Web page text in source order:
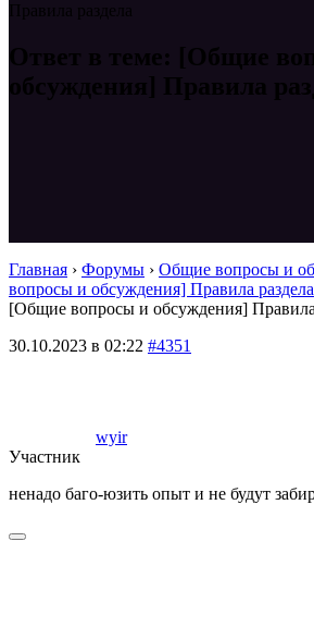
Правила раздела
Ответ в теме: [Общие
обсуждения] Правила
Главная › Форумы › Общие вопросы и
вопросы и обсуждения] Правила раздела
[Общие вопросы и обсуждения] Правила
30.10.2023 в 02:22 #4351
wyir
Участник
ненадо баго-юзить опыт и не будут